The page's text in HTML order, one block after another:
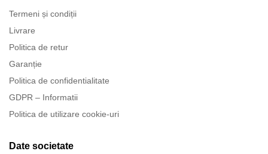
Termeni și condiții
Livrare
Politica de retur
Garanție
Politica de confidentialitate
GDPR – Informatii
Politica de utilizare cookie-uri
Date societate